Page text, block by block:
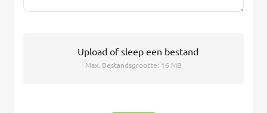
Upload of sleep een bestand
Max. Bestandsgrootte: 16 MB